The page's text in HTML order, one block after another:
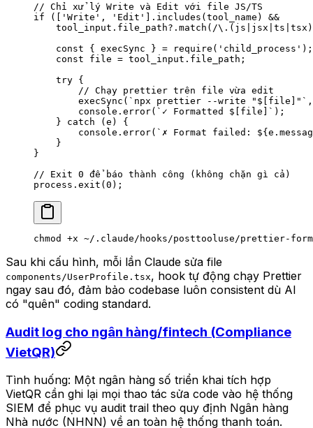
// Chỉ xử lý Write và Edit với file JS/TS
if ([ 'Write' , 'Edit' ]. includes (tool_name) &&
    tool_input.file_path?.
match ( /\. (js jsx ts tsx)
    const
{ execSync } = require ( 'child_process' );
    const
file = tool_input.file_path;
    try
{
        // Chạy prettier trên file vừa edit
        execSync
( `npx prettier --write "$[file]"`
        console.
error( `✓ Formatted $[file]` );
    }
catch (e) {
        console.
error( `✗ Format failed: ${ e .
    }
}
// Exit 0 để báo thành công (không chặn gì cả)
process. exit ( 0 );
chmod +x ~/.claude/hooks/posttooluse/prettier-
Sau khi cấu hình, mỗi lần Claude sửa file
components/UserProfile.tsx, hook tự động chạy Prettier
ngay sau đó, đảm bảo codebase luôn consistent dù AI
có "quên" coding standard.
Audit log cho ngân hàng/fintech (Compliance
VietQR)
Tình huống: Một ngân hàng số triển khai tích hợp
VietQR cần ghi lại mọi thao tác sửa code vào hệ thống
SIEM để phục vụ audit trail theo quy định Ngân hàng
Nhà nước (NHNN) về an toàn hệ thống thanh toán.